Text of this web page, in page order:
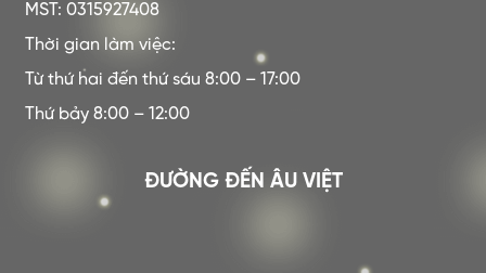
MST: 0315927408
Thời gian làm việc:
Từ thứ hai đến thứ sáu 8:00 – 17:00
Thứ bảy 8:00 – 12:00
ĐƯỜNG ĐẾN ÂU VIỆT